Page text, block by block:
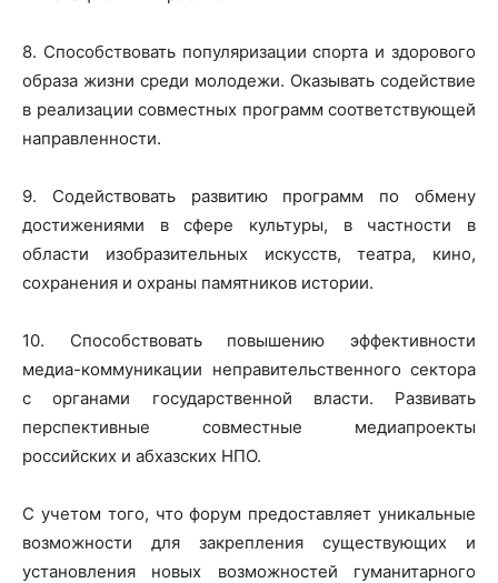
8. Способствовать популяризации спорта и здорового
образа жизни среди молодежи. Оказывать содействие
в реализации совместных программ соответствующей
направленности.
9. Содействовать развитию программ по обмену
достижениями в сфере культуры, в частности в
области изобразительных искусств, театра, кино,
сохранения и охраны памятников истории.
10. Способствовать повышению эффективности
медиа-коммуникации неправительственного сектора
с органами государственной власти. Развивать
перспективные совместные медиапроекты
российских и абхазских НПО.
С учетом того, что форум предоставляет уникальные
возможности для закрепления существующих и
установления новых возможностей гуманитарного